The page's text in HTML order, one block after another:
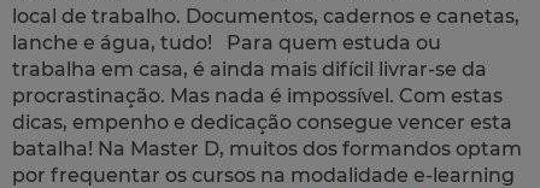
local de trabalho. Documentos, cadernos e canetas,
lanche e água, tudo! Para quem estuda ou
trabalha em casa, é ainda mais difícil livrar-se da
procrastinação. Mas nada é impossível. Com estas
dicas, empenho e dedicação consegue vencer esta
batalha! Na Master D, muitos dos formandos optam
por frequentar os cursos na modalidade e-learning